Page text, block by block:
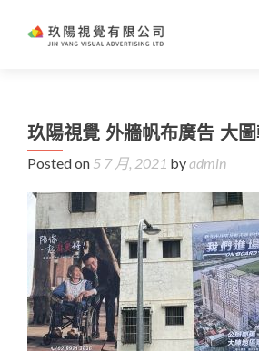
玖陽視覺 外牆帆布廣告 大
Posted on 5 7 月, 2021 byadmin